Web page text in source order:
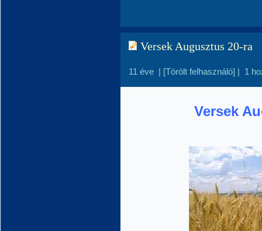
Versek Augusztus 20-ra
11 éve | [Törölt felhasználó] | 1
Versek